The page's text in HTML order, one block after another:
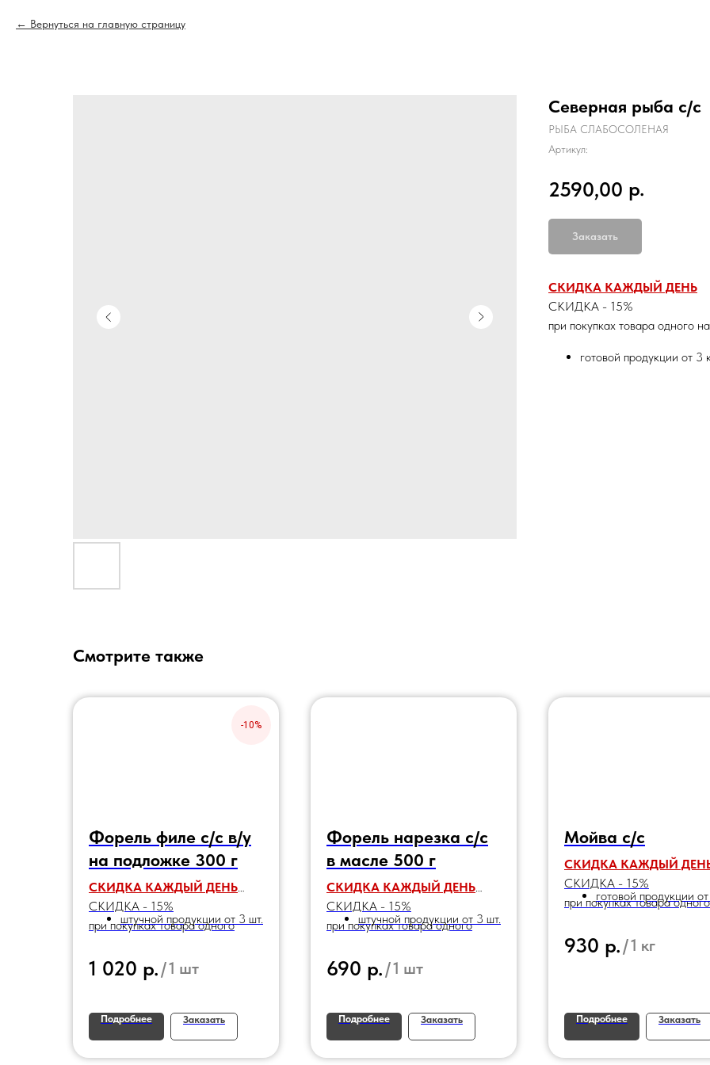
Вернуться на главную страницу
Северная рыба с/с
РЫБА СЛАБОСОЛЕНАЯ
Артикул:
2590,00 р.
Заказать
СКИДКА КАЖДЫЙ ДЕНЬ
СКИДКА - 15%
при покупках товара одного
готовой продукции от 3
Смотрите также
-10%
Форель филе с/с в/у
на подложке 300 г
СКИДКА КАЖДЫЙ ДЕНЬ
СКИДКА - 15%
при покупках товара одного
штучной продукции от 3 шт.
1 020 р. /1 шт
Подробнее Заказать
Форель нарезка с/с
в масле 500 г
СКИДКА КАЖДЫЙ ДЕНЬ
СКИДКА - 15%
при покупках товара одного
штучной продукции от 3 шт.
690 р. /1 шт
Подробнее Заказать
Мойва с/с
СКИДКА КАЖДЫЙ
СКИДКА - 15%
при покупках товара одного
готовой продукции
930 р. /1 кг
Подробнее Заказать